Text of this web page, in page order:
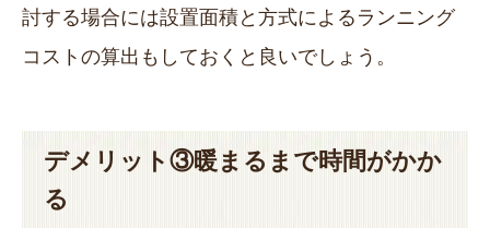
討する場合には設置面積と方式によるランニング
コストの算出もしておくと良いでしょう。
デメリット③暖まるまで時間がかか
る